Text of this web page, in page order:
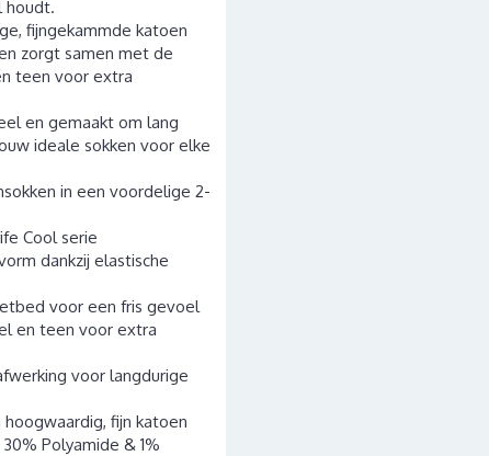
houdt.
fijngekammde katoen
zorgt samen met de
teen voor extra
en gemaakt om lang
ideale sokken voor elke
in een voordelige 2-
Cool serie
dankzij elastische
voor een fris gevoel
en teen voor extra
voor langdurige
hoogwaardig, fijn katoen
Polyamide & 1%